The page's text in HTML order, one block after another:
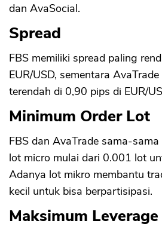
dan AvaSocial.
Spread
FBS memiliki spread paling
EUR/USD, sementara
terendah di 0,90 pips di EUR/
Minimum Order Lot
FBS dan AvaTrade sama-
lot micro mulai dari 0.001 lot
Adanya lot mikro membantu
kecil untuk bisa berpartisipasi.
Maksimum Leverage